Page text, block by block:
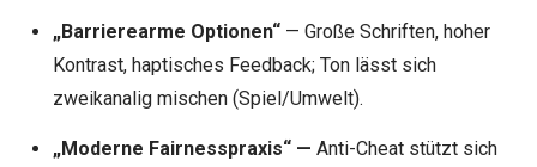
„Barrierearme Optionen“— Große Schriften, hoher
Kontrast, haptisches Feedback; Ton lässt sich
zweikanalig mischen (Spiel/Umwelt).
„Moderne Fairnesspraxis“ — Anti-Cheat stützt sich